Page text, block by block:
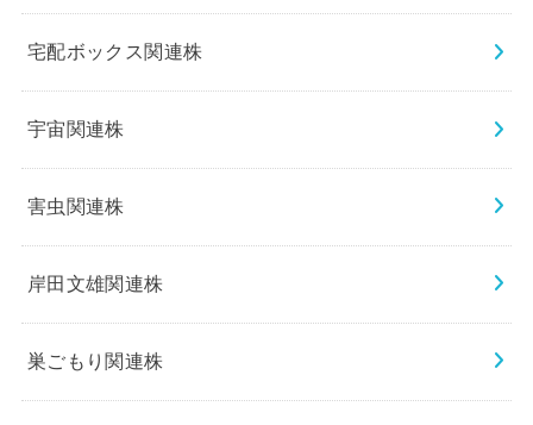
宅配ボックス関連株
宇宙関連株
害虫関連株
岸田文雄関連株
巣ごもり関連株